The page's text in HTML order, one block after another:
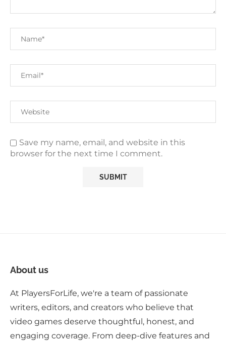
Save my name, email, and website in this
browser for the next time I comment.
About us
At PlayersForLife, we're a team of passionate
writers, editors, and creators who believe that
video games deserve thoughtful, honest, and
engaging coverage. From deep-dive features and